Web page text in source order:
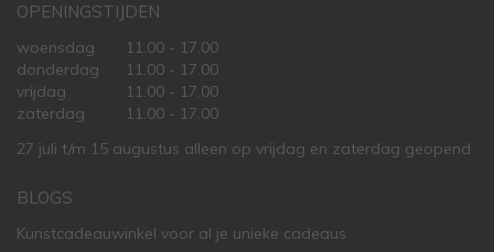
OPENINGSTIJDEN
woensdag
11.00 - 17.00
donderdag
11.00 - 17.00
vrijdag
11.00 - 17.00
zaterdag
11.00 - 17.00
27 juli t/m 15 augustus alleen op vrijdag en zaterdag geopend
BLOGS
Kunstcadeauwinkel voor al je unieke cadeaus